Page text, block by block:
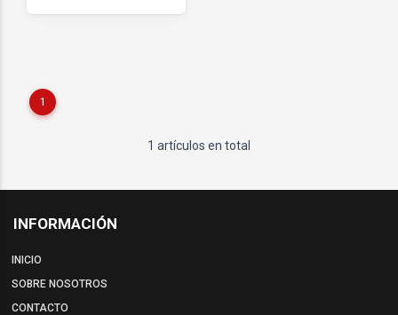
1
1 artículos en total
INFORMACIÓN
INICIO
SOBRE NOSOTROS
CONTACTO